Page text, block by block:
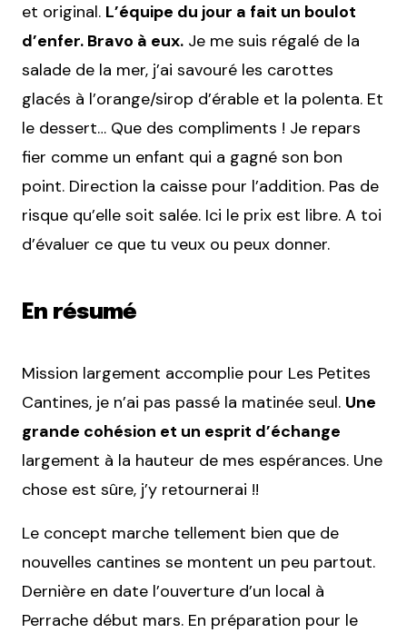
et original. L’équipe du jour a fait un boulot
d’enfer. Bravo à eux. Je me suis régalé de la
salade de la mer, j’ai savouré les carottes
glacés à l’orange/sirop d’érable et la polenta. Et
le dessert… Que des compliments ! Je repars
fier comme un enfant qui a gagné son bon
point. Direction la caisse pour l’addition. Pas de
risque qu’elle soit salée. Ici le prix est libre. A toi
d’évaluer ce que tu veux ou peux donner.
En résumé
Mission largement accomplie pour Les Petites
Cantines, je n’ai pas passé la matinée seul. Une
grande cohésion et un esprit d’échange
largement à la hauteur de mes espérances. Une
chose est sûre, j’y retournerai !!
Le concept marche tellement bien que de
nouvelles cantines se montent un peu partout.
Dernière en date l’ouverture d’un local à
Perrache début mars. En préparation pour le